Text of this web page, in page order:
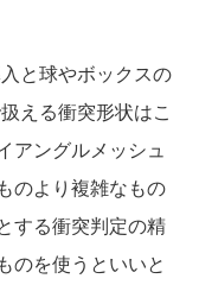
と球やボックスの
える衝突形状はこ
アングルメッシュ
のより複雑なもの
する衝突判定の精
のを使うといいと